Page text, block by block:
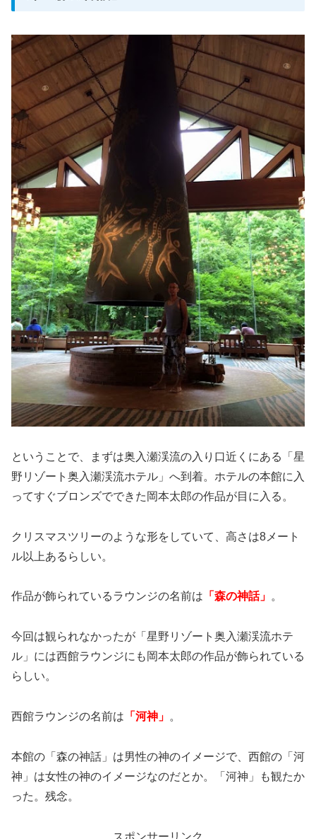
ということで、まずは奥入瀬渓流の入り口近くにある「星
野リゾート奥入瀬渓流ホテル」へ到着。ホテルの本館に入
ってすぐブロンズでできた岡本太郎の作品が目に入る。
クリスマスツリーのような形をしていて、高さは8メート
ル以上あるらしい。
作品が飾られているラウンジの名前は 「森の神話」 。
今回は観られなかったが「星野リゾート奥入瀬渓流ホテ
ル」には西館ラウンジにも岡本太郎の作品が飾られている
らしい。
西館ラウンジの名前は 「河神」 。
本館の「森の神話」は男性の神のイメージで、西館の「河
神」は女性の神のイメージなのだとか。「河神」も観たか
った。残念。
スポンサーリンク